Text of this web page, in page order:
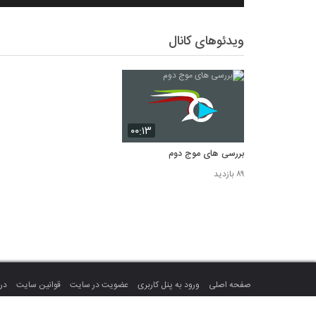
ویدئوهای کانال
۰۰:۱۳
بررسی های موج دوم
۸۹ بازدید
صفحه اصلی ورود به پنل کاربری عضویت در سایت قوانین سایت